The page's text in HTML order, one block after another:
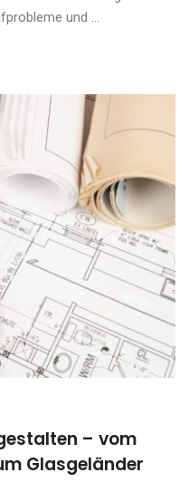
und ...
– vom
Glasgeländer